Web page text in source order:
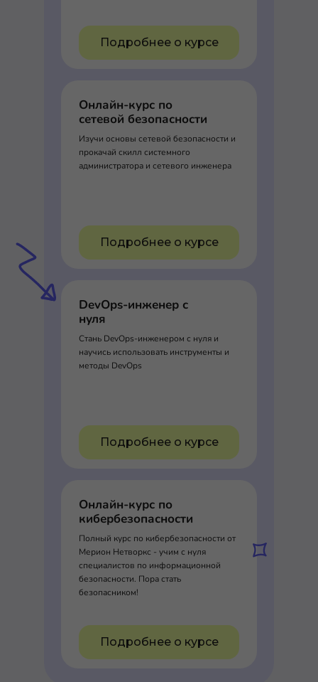
Подробнее о курсе
Онлайн-курс по
сетевой безопасности
Изучи основы сетевой безопасности и
прокачай скилл системного
администратора и сетевого инженера
Подробнее о курсе
DevOps-инженер с
нуля
Стань DevOps-инженером с нуля и
научись использовать инструменты и
методы DevOps
Подробнее о курсе
Онлайн-курс по
кибербезопасности
Полный курс по кибербезопасности от
Мерион Нетворкс - учим с нуля
специалистов по информационной
безопасности. Пора стать
безопасником!
Подробнее о курсе